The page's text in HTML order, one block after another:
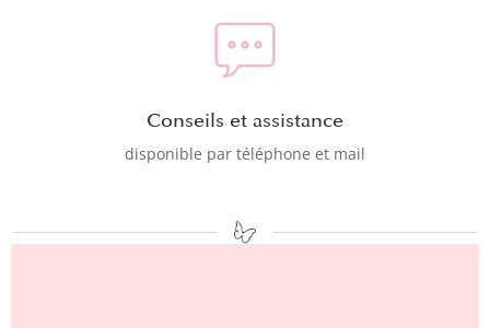
Conseils et assistance
disponible par téléphone et mail